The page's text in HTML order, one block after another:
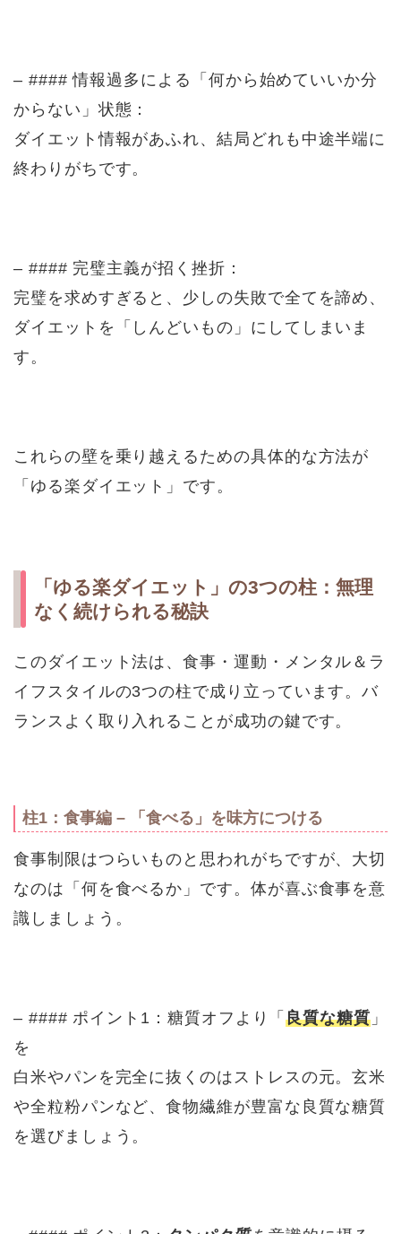
– #### 情報過多による「何から始めていいか分
からない」状態：
ダイエット情報があふれ、結局どれも中途半端に
終わりがちです。
– #### 完璧主義が招く挫折：
完璧を求めすぎると、少しの失敗で全てを諦め、
ダイエットを「しんどいもの」にしてしまいま
す。
これらの壁を乗り越えるための具体的な方法が
「ゆる楽ダイエット」です。
「ゆる楽ダイエット」の3つの柱：無理
なく続けられる秘訣
このダイエット法は、食事・運動・メンタル＆ラ
イフスタイルの3つの柱で成り立っています。バ
ランスよく取り入れることが成功の鍵です。
柱1：食事編 – 「食べる」を味方につける
食事制限はつらいものと思われがちですが、大切
なのは「何を食べるか」です。体が喜ぶ食事を意
識しましょう。
– #### ポイント1：糖質オフより「良質な糖質 」
を
白米やパンを完全に抜くのはストレスの元。玄米
や全粒粉パンなど、食物繊維が豊富な良質な糖質
を選びましょう。